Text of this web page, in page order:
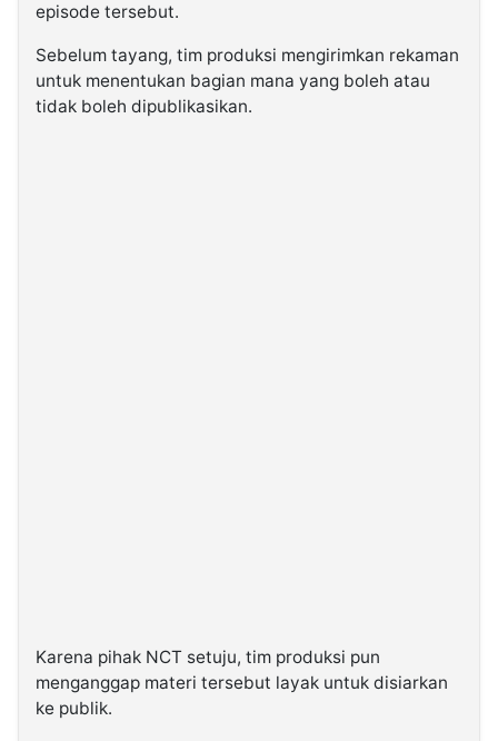
episode tersebut.
Sebelum tayang, tim produksi mengirimkan rekaman
untuk menentukan bagian mana yang boleh atau
tidak boleh dipublikasikan.
Karena pihak NCT setuju, tim produksi pun
menganggap materi tersebut layak untuk disiarkan
ke publik.